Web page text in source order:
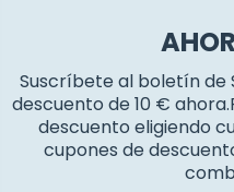
Suscríbete al boletín de
descuento de 10 €
descuento eligiendo
cupones de